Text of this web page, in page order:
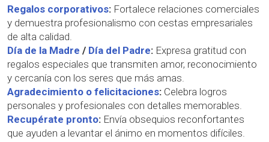
Regalos corporativos: Fortalece relaciones comerciales
y demuestra profesionalismo con cestas empresariales
de alta calidad.
Día de la Madre / Día del Padre: Expresa gratitud con
regalos especiales que transmiten amor, reconocimiento
y cercanía con los seres que más amas.
Agradecimiento o felicitaciones: Celebra logros
personales y profesionales con detalles memorables.
Recupérate pronto: Envía obsequios reconfortantes
que ayuden a levantar el ánimo en momentos difíciles.